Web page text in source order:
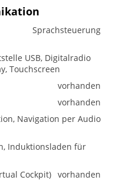
Sprachsteuerung
USB, Digitalradio
Touchscreen
vorhanden
vorhanden
Navigation per Audio
Induktionsladen für
Cockpit) vorhanden